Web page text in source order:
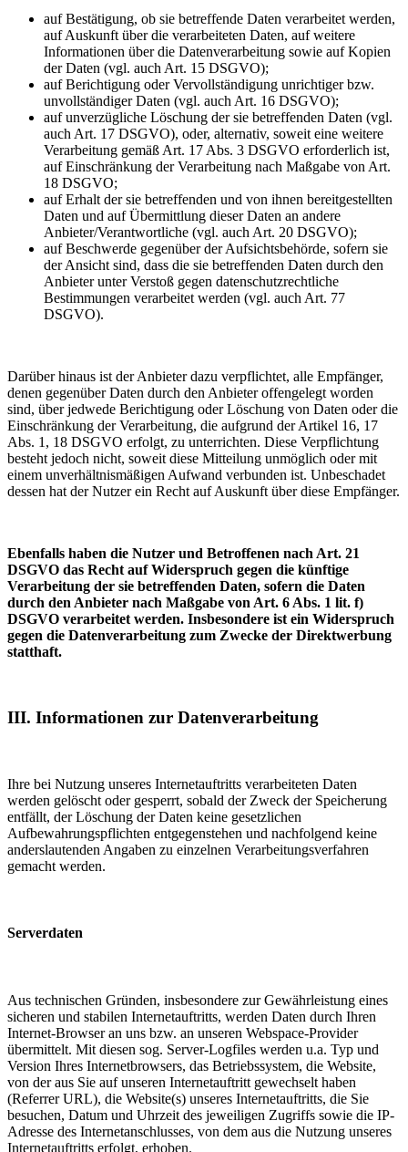
auf Bestätigung, ob sie betreffende Daten verarbeitet werden,
auf Auskunft über die verarbeiteten Daten, auf weitere
Informationen über die Datenverarbeitung sowie auf Kopien
der Daten (vgl. auch Art. 15 DSGVO);
auf Berichtigung oder Vervollständigung unrichtiger bzw.
unvollständiger Daten (vgl. auch Art. 16 DSGVO);
auf unverzügliche Löschung der sie betreffenden Daten (vgl.
auch Art. 17 DSGVO), oder, alternativ, soweit eine weitere
Verarbeitung gemäß Art. 17 Abs. 3 DSGVO erforderlich ist,
auf Einschränkung der Verarbeitung nach Maßgabe von Art.
18 DSGVO;
auf Erhalt der sie betreffenden und von ihnen bereitgestellten
Daten und auf Übermittlung dieser Daten an andere
Anbieter/Verantwortliche (vgl. auch Art. 20 DSGVO);
auf Beschwerde gegenüber der Aufsichtsbehörde, sofern sie
der Ansicht sind, dass die sie betreffenden Daten durch den
Anbieter unter Verstoß gegen datenschutzrechtliche
Bestimmungen verarbeitet werden (vgl. auch Art. 77
DSGVO).
Darüber hinaus ist der Anbieter dazu verpflichtet, alle Empfänger,
denen gegenüber Daten durch den Anbieter offengelegt worden
sind, über jedwede Berichtigung oder Löschung von Daten oder die
Einschränkung der Verarbeitung, die aufgrund der Artikel 16, 17
Abs. 1, 18 DSGVO erfolgt, zu unterrichten. Diese Verpflichtung
besteht jedoch nicht, soweit diese Mitteilung unmöglich oder mit
einem unverhältnismäßigen Aufwand verbunden ist. Unbeschadet
dessen hat der Nutzer ein Recht auf Auskunft über diese Empfänger.
Ebenfalls haben die Nutzer und Betroffenen nach Art. 21
DSGVO das Recht auf Widerspruch gegen die künftige
Verarbeitung der sie betreffenden Daten, sofern die Daten
durch den Anbieter nach Maßgabe von Art. 6 Abs. 1 lit. f)
DSGVO verarbeitet werden. Insbesondere ist ein Widerspruch
gegen die Datenverarbeitung zum Zwecke der Direktwerbung
statthaft.
III. Informationen zur Datenverarbeitung
Ihre bei Nutzung unseres Internetauftritts verarbeiteten Daten
werden gelöscht oder gesperrt, sobald der Zweck der Speicherung
entfällt, der Löschung der Daten keine gesetzlichen
Aufbewahrungspflichten entgegenstehen und nachfolgend keine
anderslautenden Angaben zu einzelnen Verarbeitungsverfahren
gemacht werden.
Serverdaten
Aus technischen Gründen, insbesondere zur Gewährleistung eines
sicheren und stabilen Internetauftritts, werden Daten durch Ihren
Internet-Browser an uns bzw. an unseren Webspace-Provider
übermittelt. Mit diesen sog. Server-Logfiles werden u.a. Typ und
Version Ihres Internetbrowsers, das Betriebssystem, die Website,
von der aus Sie auf unseren Internetauftritt gewechselt haben
(Referrer URL), die Website(s) unseres Internetauftritts, die Sie
besuchen, Datum und Uhrzeit des jeweiligen Zugriffs sowie die IP-
Adresse des Internetanschlusses, von dem aus die Nutzung unseres
Internetauftritts erfolgt, erhoben.